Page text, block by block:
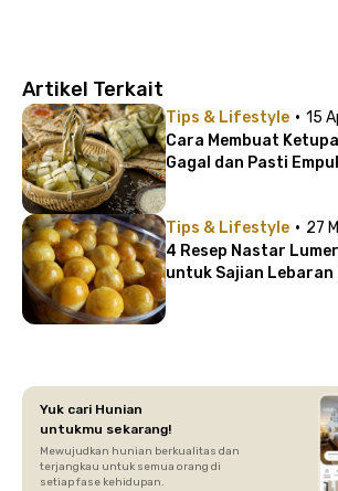
Artikel Terkait
Tips & Lifestyle · 15
Cara Membuat
Gagal dan Pasti
Tips & Lifestyle · 27
4 Resep Nastar
untuk Sajian Lebaran
Yuk cari Hunian
untukmu sekarang!
Mewujudkan hunian berkualitas dan
terjangkau untuk semua orang di
setiap fase kehidupan.